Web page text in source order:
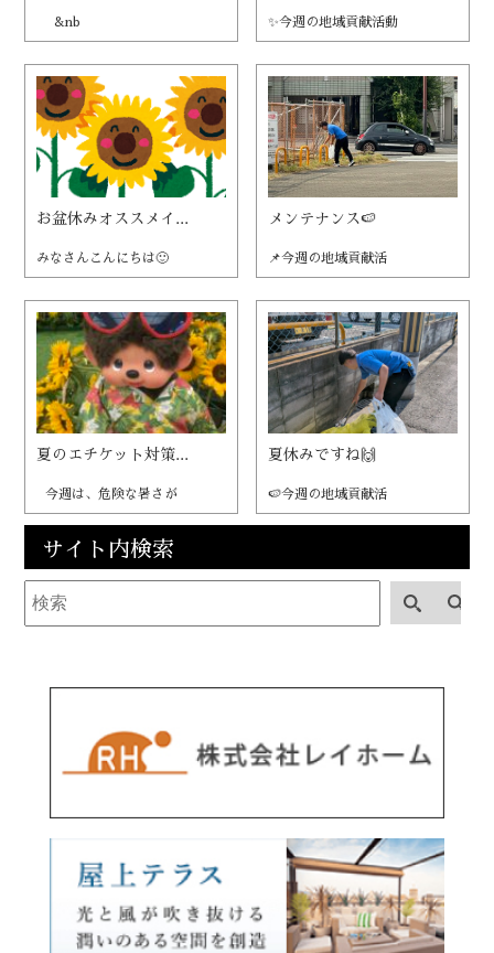
&nb ✨今週の地域貢献活動
お盆休みオススメイ...
みなさんこんにちは🙂
メンテナンス🍉
📌今週の地域貢献活
夏のエチケット対策...
今週は、危険な暑さが
夏休みですね🙌
🍉今週の地域貢献活
サイト内検索